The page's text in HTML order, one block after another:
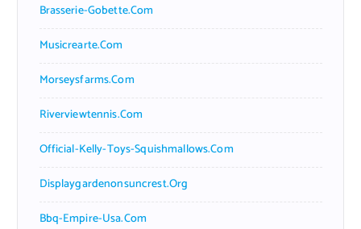
Brasserie-Gobette.com
Musicrearte.com
Morseysfarms.com
Riverviewtennis.com
Official-Kelly-Toys-Squishmallows.com
Displaygardenonsuncrest.org
Bbq-Empire-Usa.com